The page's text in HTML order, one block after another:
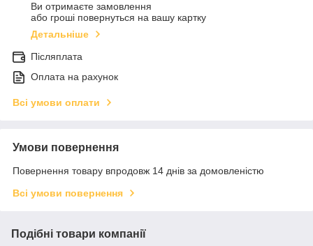
Ви отримаєте замовлення
або гроші повернуться на вашу картку
Детальніше
Післяплата
Оплата на рахунок
Всі умови оплати
Умови повернення
Повернення товару впродовж 14 днів за домовленістю
Всі умови повернення
Подібні товари компанії